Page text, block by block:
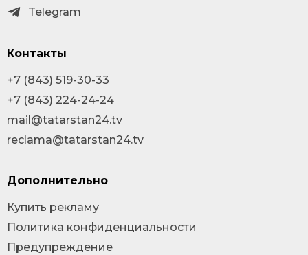
Telegram
Контакты
+7 (843) 519-30-33
+7 (843) 224-24-24
mail@tatarstan24.tv
reclama@tatarstan24.tv
Дополнительно
Купить рекламу
Политика конфиденциальности
Предупреждение